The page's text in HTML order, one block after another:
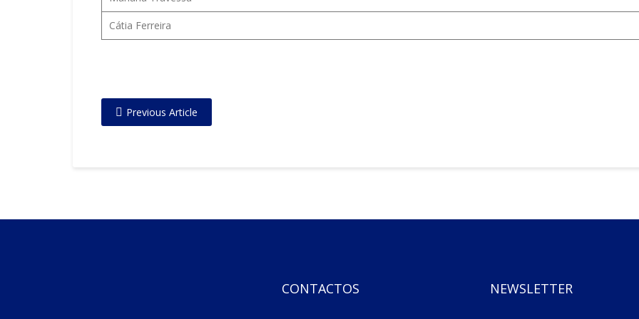
Cátia Ferreira
Previous Article
CONTACTOS NEWSLETTER